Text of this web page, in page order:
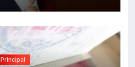
Principal